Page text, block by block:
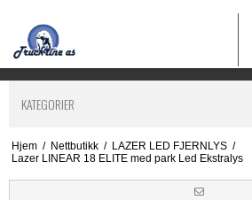
KATEGORIER
Hjem / Nettbutikk / LAZER LED FJERNLYS /
Lazer LINEAR 18 ELITE med park Led Ekstralys